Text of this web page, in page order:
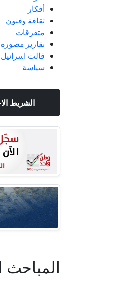
أفكار
ثقافة وفنون
متفرقات
تقارير مصورة
قالت اسرائيل
سياسة
الشريط
المباحث